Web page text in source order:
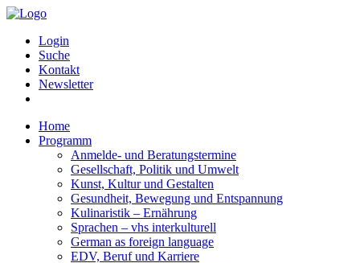
Login
Suche
Kontakt
Newsletter
Home
Programm
Anmelde- und Beratungstermine
Gesellschaft, Politik und Umwelt
Kunst, Kultur und Gestalten
Gesundheit, Bewegung und Entspannung
Kulinaristik – Ernährung
Sprachen – vhs interkulturell
German as foreign language
EDV, Beruf und Karriere